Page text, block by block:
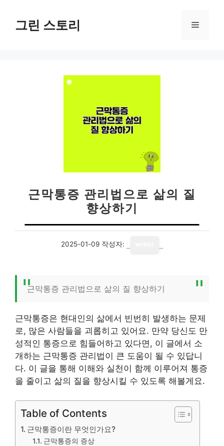
그린 스토리 메
근막통증 관리법으로 삶의 질
향상하기
2025-01-09 작성자:
근막통증 관리법으로 삶의 질 향상하기
근막통증은 현대인의 삶에서 빈번히 발생하는 문제
로, 많은 사람들을 괴롭히고 있어요. 만약 당신도 만
성적인 통증으로 힘들어하고 있다면, 이 글에서 소
개하는 근막통증 관리법이 큰 도움이 될 수 있답니
다. 이 글을 통해 이해와 실천이 함께 이루어져 통증
을 줄이고 삶의 질을 향상시킬 수 있도록 해볼게요.
Table of Contents
근막통증이란 무엇인가요?
근막통증의 증상